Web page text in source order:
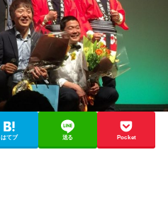
はてブ 送る Pocket